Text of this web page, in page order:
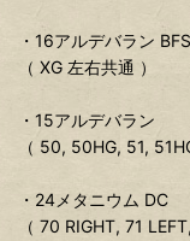
・16アルデバラン
（ XG 左右共通 ）
・15アルデバラン
（ 50, 50HG, 51,
・24メタニウム DC
（ 70 RIGHT, 71